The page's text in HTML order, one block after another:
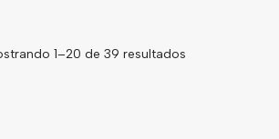
1–20 de 39 resultados